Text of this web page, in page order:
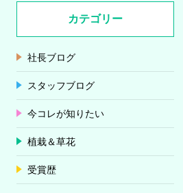
カテゴリー
社長ブログ
スタッフブログ
今コレが知りたい
植栽＆草花
受賞歴